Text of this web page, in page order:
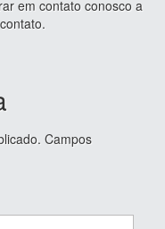
em contato conosco a
Campos